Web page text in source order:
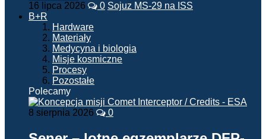
16 lipca 2026 0 Sojuz MS-29 na ISS
B+R
Hardware
Materiały
Medycyna i biologia
Misje kosmiczne
Procesy
Pozostałe
Polecamy
8 sierpnia 2026 0